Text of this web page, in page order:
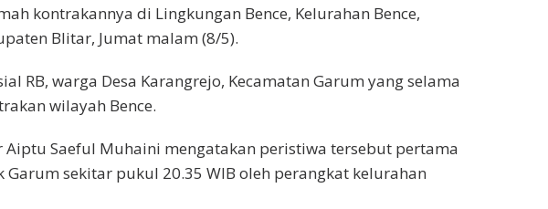
kontrakannya di Lingkungan Bence, Kelurahan Bence,
Blitar, Jumat malam (8/5).
RB, warga Desa Karangrejo, Kecamatan Garum yang selama
wilayah Bence.
Aiptu Saeful Muhaini mengatakan peristiwa tersebut pertama
Garum sekitar pukul 20.35 WIB oleh perangkat kelurahan